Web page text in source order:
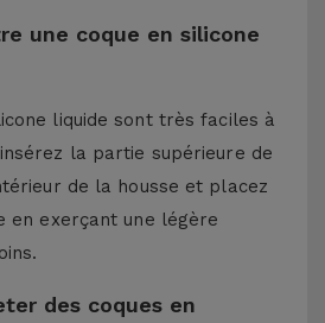
une coque en silicone
liquide sont très faciles à
la partie supérieure de
de la housse et placez
en exerçant une légère
des coques en